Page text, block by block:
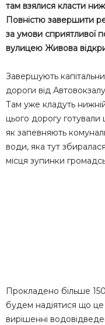
там взялися класти
Повністю завершити
за умови сприятливої
вулицею Живова
Завершують
дороги від
Там уже кладуть
цього дорогу готували
як запевняють
води, яка тут
місця зупинки
Прокладено більше 150
будем надіятися що
вирішенні